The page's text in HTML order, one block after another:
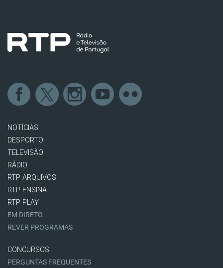
NOTÍCIAS
DESPORTO
TELEVISÃO
RÁDIO
RTP ARQUIVOS
RTP ENSINA
RTP PLAY
EM DIRETO
REVER PROGRAMAS
CONCURSOS
PERGUNTAS FREQUENTES